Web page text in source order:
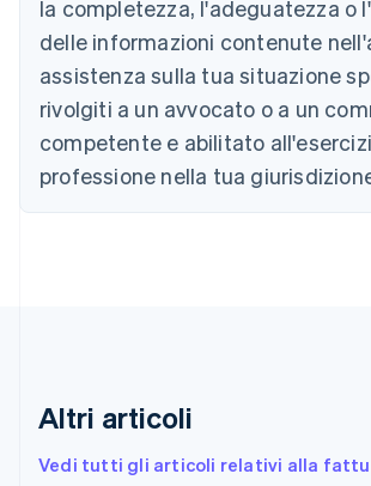
la completezza, l'adeguatezza o
delle informazioni contenute
assistenza sulla tua situazione
rivolgiti a un avvocato o a un
competente e abilitato
professione nella tua
Altri articoli
Vedi tutti gli articoli relativi alla
English
Canada
EnglishFrançais
Cina continentale
简体中文
Cipro
English
Croazia
Danimarca
Francia
Germania